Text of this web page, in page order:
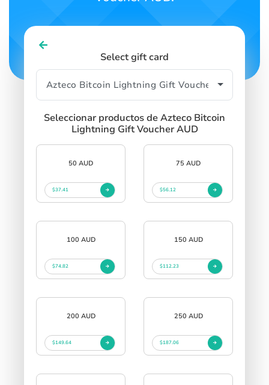
Select gift card
Seleccionar productos de Azteco Bitcoin
Lightning Gift Voucher AUD
50 AUD
$37.41
75 AUD
$56.12
100 AUD
$74.82
150 AUD
$112.23
200 AUD
$149.64
250 AUD
$187.06